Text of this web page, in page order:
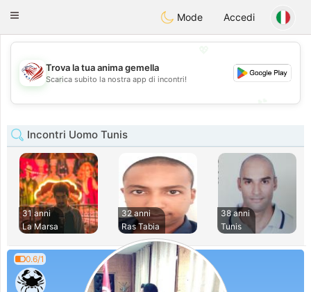
StatesDating
Toggle
Mode Accedi
💖
💕
Trova la tua anima gemella
Scarica subito la nostra app di incontri!
Incontri Uomo Tunis
31 anni
La Marsa
32 anni
Ras Tabia
38 anni
Tunis
0.6/1